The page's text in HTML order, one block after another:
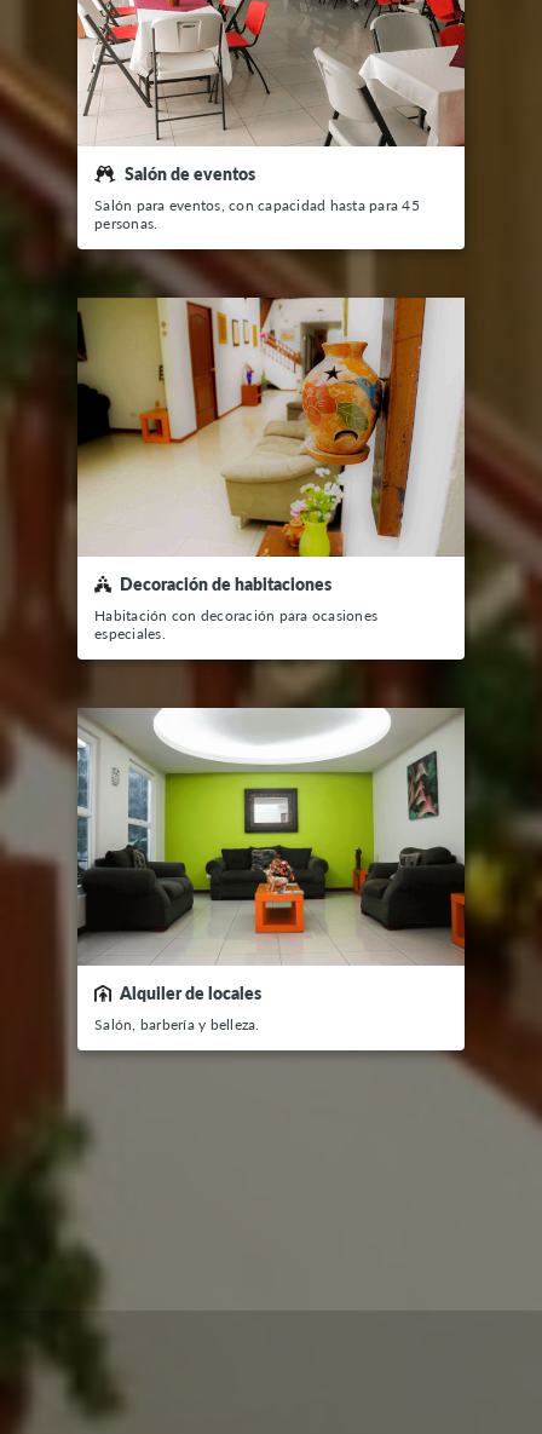
Salón de eventos
Salón para eventos, con capacidad hasta para 45
personas.
Decoración de habitaciones
Habitación con decoración para ocasiones
especiales.
Alquiler de locales
Salón, barbería y belleza.
Todas las estadías cuentan con:
Aire acondicionado T.V Cable Baño privado
Closet
Ducha con agua fría y caliente